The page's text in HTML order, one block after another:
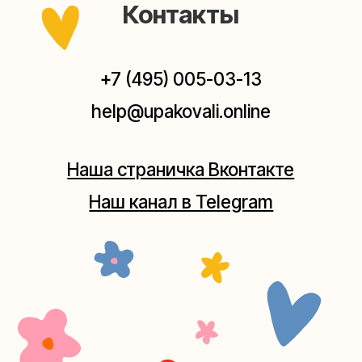
(как пройти)
Москва, ул.Таганская, дом 25-27
Мастерская на Плющихе
Мастерская на Таганке
+7 (980) 495-03-13
+7 (980) 156-03-13